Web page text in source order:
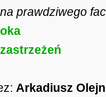
prawdziwego
Arkadiusz